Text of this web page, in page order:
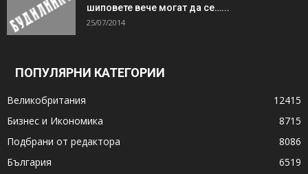
шиповете вече могат да се…...
25/07/2014
ПОПУЛЯРНИ КАТЕГОРИИ
Великобритания
12415
Бизнес и Икономика
8715
Подбрани от редактора
8086
България
6519